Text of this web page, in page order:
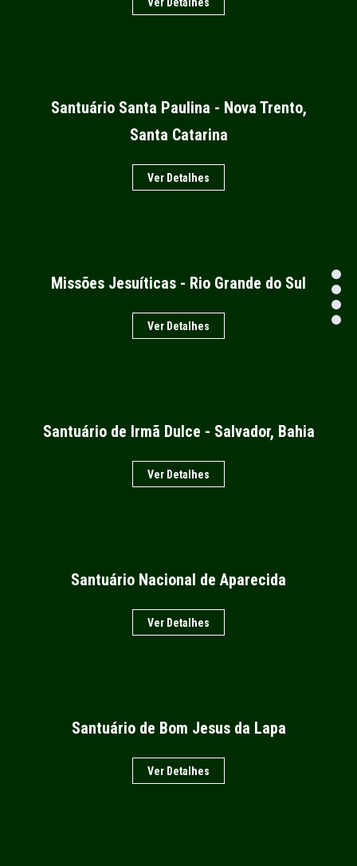
Santuário Santa Paulina - Nova Trento,
Santa Catarina
Ver Detalhes
Missões Jesuíticas - Rio Grande do Sul
Ver Detalhes
Santuário de Irmã Dulce - Salvador, Bahia
Ver Detalhes
Santuário Nacional de Aparecida
Ver Detalhes
Santuário de Bom Jesus da Lapa
Ver Detalhes